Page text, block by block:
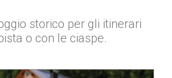
storico per gli itinerari
o con le ciaspe.